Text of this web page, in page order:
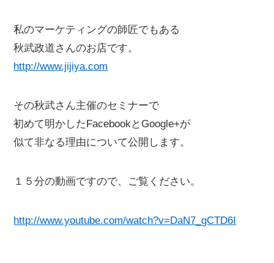
私のマーケティングの師匠でもある
秋武政道さんのお店です。
http://www.jijiya.com
その秋武さん主催のセミナーで
初めて明かしたFacebookとGoogle+が
似て非なる理由について公開します。
１５分の動画ですので、ご覧ください。
http://www.youtube.com/watch?v=DaN7_gCTD6I